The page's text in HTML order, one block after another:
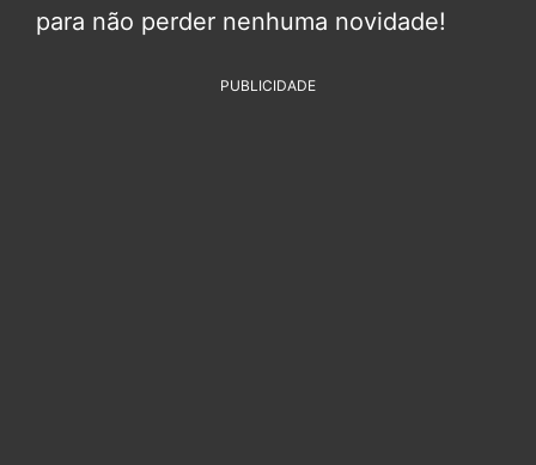
para não perder nenhuma novidade!
PUBLICIDADE